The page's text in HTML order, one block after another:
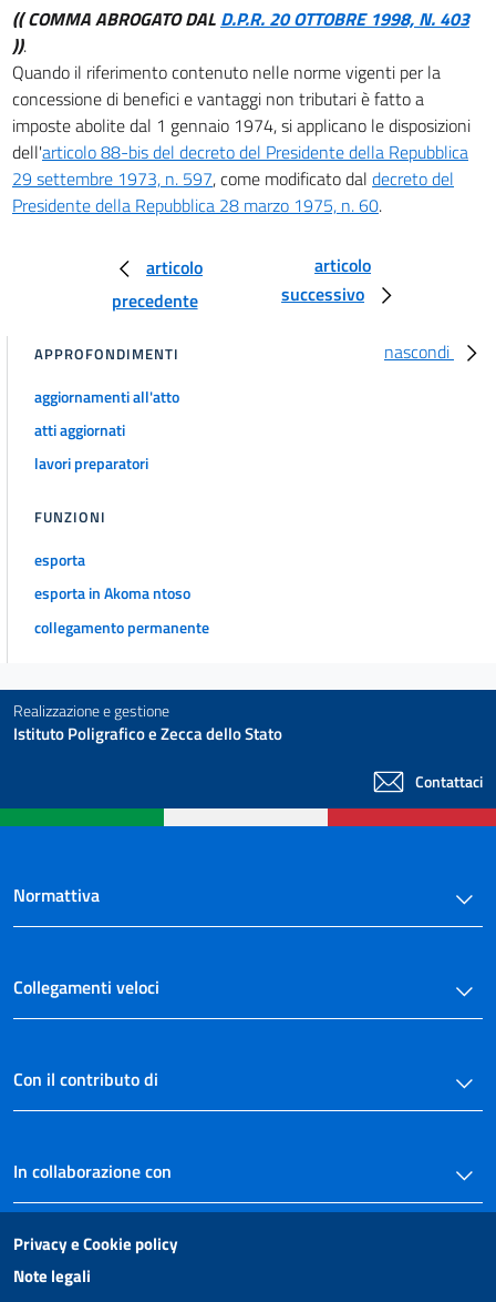
22
24
25
26
27
(( COMMA ABROGATO DAL D.P.R. 20 OTTOBRE 1998, N. 403
)).
Quando il riferimento contenuto nelle norme vigenti per la
concessione di benefici e vantaggi non tributari è fatto a
imposte abolite dal 1 gennaio 1974, si applicano le disposizioni
dell'articolo 88-bis del decreto del Presidente della Repubblica
29 settembre 1973, n. 597, come modificato dal decreto del
Presidente della Repubblica 28 marzo 1975, n. 60.
articolo
precedente
articolo
successivo
nascondi
APPROFONDIMENTI
aggiornamenti all'atto
atti aggiornati
lavori preparatori
FUNZIONI
esporta
esporta in Akoma ntoso
collegamento permanente
Realizzazione e gestione
Istituto Poligrafico e Zecca dello Stato
Contattaci
Normattiva
Collegamenti veloci
Con il contributo di
In collaborazione con
Privacy e Cookie policy
Note legali